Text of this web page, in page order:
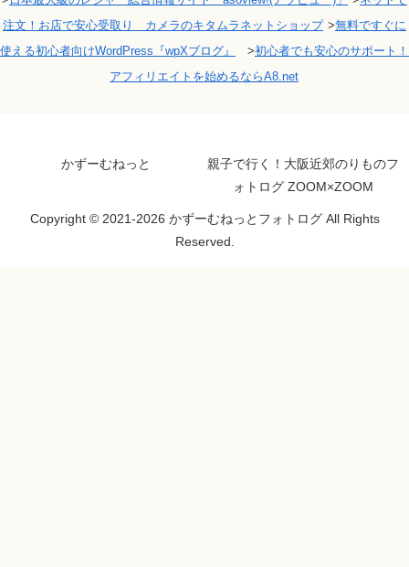
注文！お店で安心受取り カメラのキタムラネットショップ >無料ですぐに
使える初心者向けWordPress『wpXブログ』
>初心者でも安心のサポート！
アフィリエイトを始めるならA8.net
かずーむねっと
親子で行く！大阪近郊のりものフ
ォトログ ZOOM×ZOOM
Copyright © 2021-2026 かずーむねっとフォトログ All Rights
Reserved.